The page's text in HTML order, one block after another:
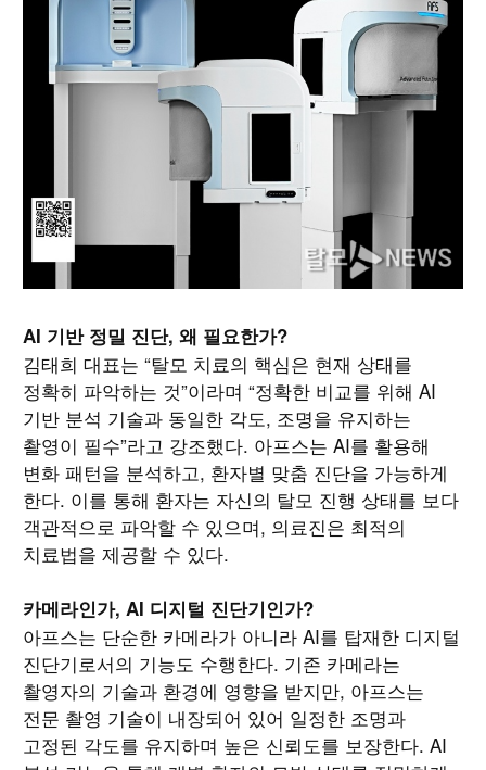
AI 기반 정밀 진단, 왜 필요한가?
김태희 대표는 “탈모 치료의 핵심은 현재 상태를
정확히 파악하는 것”이라며 “정확한 비교를 위해 AI
기반 분석 기술과 동일한 각도, 조명을 유지하는
촬영이 필수”라고 강조했다. 아프스는 AI를 활용해
변화 패턴을 분석하고, 환자별 맞춤 진단을 가능하게
한다. 이를 통해 환자는 자신의 탈모 진행 상태를 보다
객관적으로 파악할 수 있으며, 의료진은 최적의
치료법을 제공할 수 있다.
카메라인가, AI 디지털 진단기인가?
아프스는 단순한 카메라가 아니라 AI를 탑재한 디지털
진단기로서의 기능도 수행한다. 기존 카메라는
촬영자의 기술과 환경에 영향을 받지만, 아프스는
전문 촬영 기술이 내장되어 있어 일정한 조명과
고정된 각도를 유지하며 높은 신뢰도를 보장한다. AI